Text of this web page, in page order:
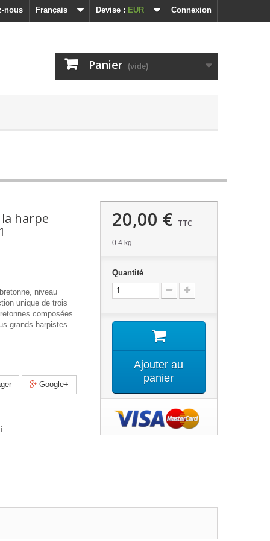
Connexion
Devise : EUR
Français
nous
Panier (vide)
harpe
niveau
unique de trois
composées
grands harpistes
Google+
20,00 € TTC
0.4 kg
Quantité
Ajouter au
panier